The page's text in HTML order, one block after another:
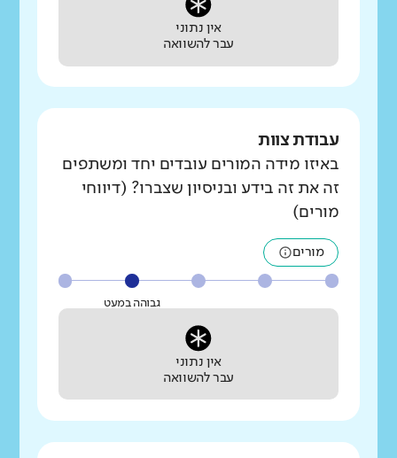
אין נתוני
עבר להשוואה
עבודת צוות
באיזו מידה המורים עובדים יחד ומשתפים
זה את זה בידע ובניסיון שצברו? (דיווחי
מורים)
מורים
גבוהה במעט
אין נתוני
עבר להשוואה